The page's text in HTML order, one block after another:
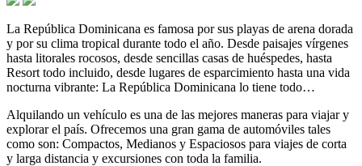
La República Dominicana es famosa por sus playas de arena dorada
y por su clima tropical durante todo el año. Desde paisajes vírgenes
hasta litorales rocosos, desde sencillas casas de huéspedes, hasta
Resort todo incluido, desde lugares de esparcimiento hasta una vida
nocturna vibrante: La República Dominicana lo tiene todo…
Alquilando un vehículo es una de las mejores maneras para viajar y
explorar el país. Ofrecemos una gran gama de automóviles tales
como son: Compactos, Medianos y Espaciosos para viajes de corta
y larga distancia y excursiones con toda la familia.